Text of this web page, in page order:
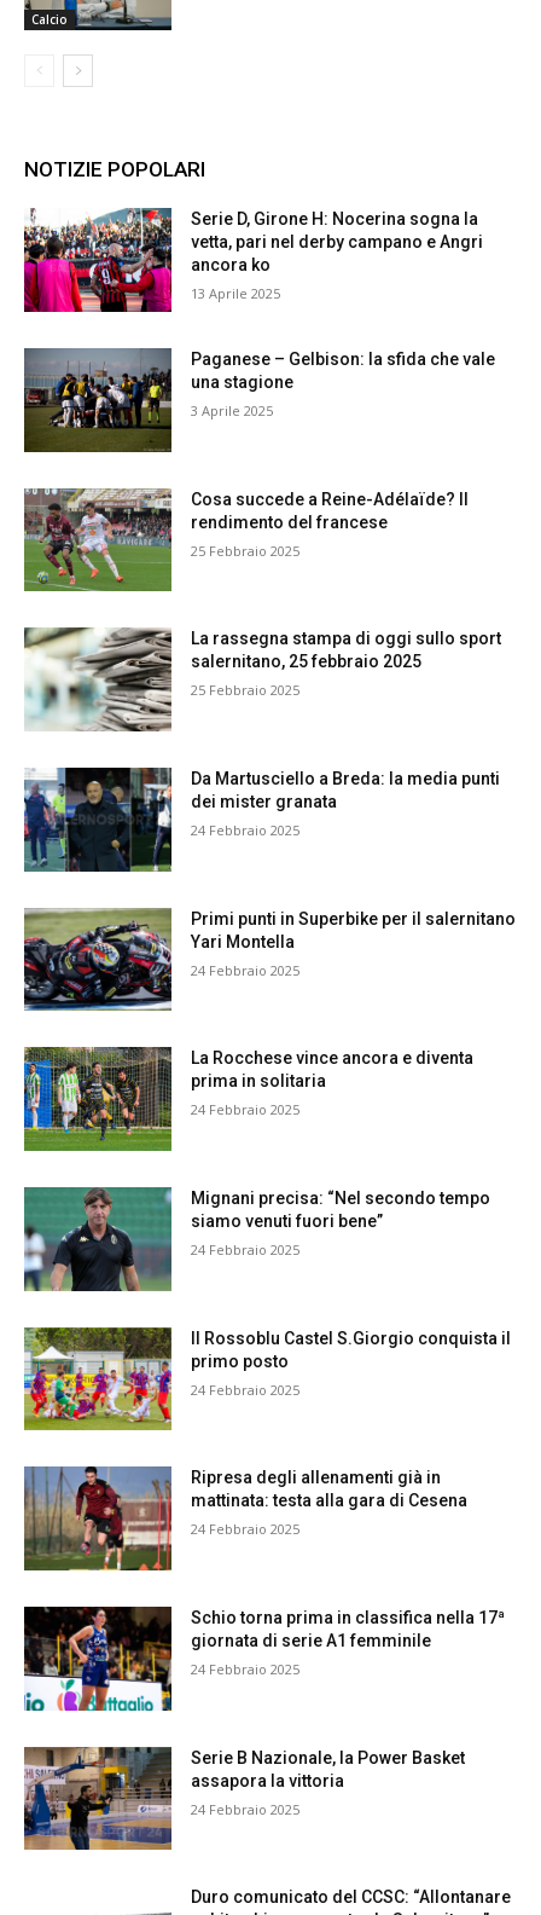
Calcio
NOTIZIE POPOLARI
Serie D, Girone H: Nocerina sogna la
vetta, pari nel derby campano e Angri
ancora ko
13 Aprile 2025
Paganese – Gelbison: la sfida che vale
una stagione
3 Aprile 2025
Cosa succede a Reine-Adélaïde? Il
rendimento del francese
25 Febbraio 2025
La rassegna stampa di oggi sullo sport
salernitano, 25 febbraio 2025
25 Febbraio 2025
Da Martusciello a Breda: la media punti
dei mister granata
24 Febbraio 2025
Primi punti in Superbike per il salernitano
Yari Montella
24 Febbraio 2025
La Rocchese vince ancora e diventa
prima in solitaria
24 Febbraio 2025
Mignani precisa: “Nel secondo tempo
siamo venuti fuori bene”
24 Febbraio 2025
Il Rossoblu Castel S.Giorgio conquista il
primo posto
24 Febbraio 2025
Ripresa degli allenamenti già in
mattinata: testa alla gara di Cesena
24 Febbraio 2025
Schio torna prima in classifica nella 17ª
giornata di serie A1 femminile
24 Febbraio 2025
Serie B Nazionale, la Power Basket
assapora la vittoria
24 Febbraio 2025
Duro comunicato del CCSC: “Allontanare